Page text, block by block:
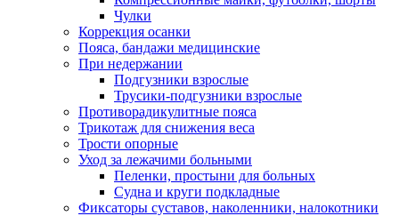
Чулки
Коррекция осанки
Пояса, бандажи медицинские
При недержании
Подгузники взрослые
Трусики-подгузники взрослые
Противорадикулитные пояса
Трикотаж для снижения веса
Трости опорные
Уход за лежачими больными
Пеленки, простыни для больных
Судна и круги подкладные
Фиксаторы суставов, наколенники, налокотники